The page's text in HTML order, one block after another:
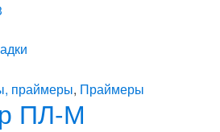
праймеры, Праймеры
ПЛ-М